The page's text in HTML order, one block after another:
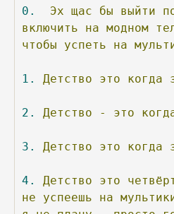
0. Эх щас бы выйти
включить
на модном
чтобы
успеть на
1. Детство это когда
2. Детство - это
3. Детство это когда
4. Детство это
не
успеешь на